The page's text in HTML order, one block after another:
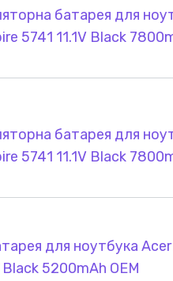
батарея для
5741 11.1V Black
батарея для
5741 11.1V Black
для ноутбука Acer
5200mAh OEM